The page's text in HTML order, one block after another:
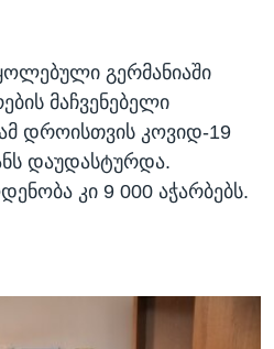
გერმანიაში
მაჩვენებელი
დროისთვის კოვიდ-19
დაუდასტურდა.
კი 9 000 აჭარბებს.